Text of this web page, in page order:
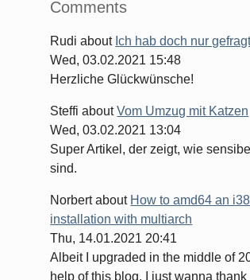
Comments
Rudi about Ich hab doch nur
Wed, 03.02.2021 15:48
Herzliche Glückwünsche!
Steffi aboutVom Umzug mit Katzen
Wed, 03.02.2021 13:04
Super Artikel, der zeigt, wie
sind.
Norbertabout How to amd64 an
installation with multiarch
Thu, 14.01.2021 20:41
Albeit I upgraded in the middle of
help of this blog, I just wanna